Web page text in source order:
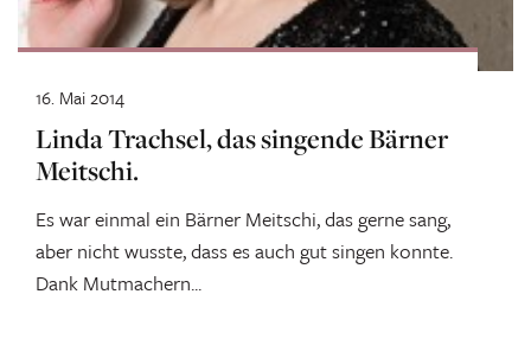
Linda Trachsel, das singende Bärner
Meitschi.
Es war einmal ein Bärner Meitschi, das gerne sang,
aber nicht wusste, dass es auch gut singen konnte.
Dank Mutmachern...
16. Mai 2014